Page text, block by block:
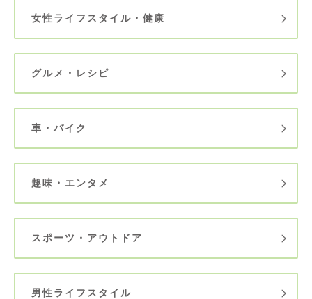
女性ライフスタイル・健康
グルメ・レシピ
車・バイク
趣味・エンタメ
スポーツ・アウトドア
男性ライフスタイル